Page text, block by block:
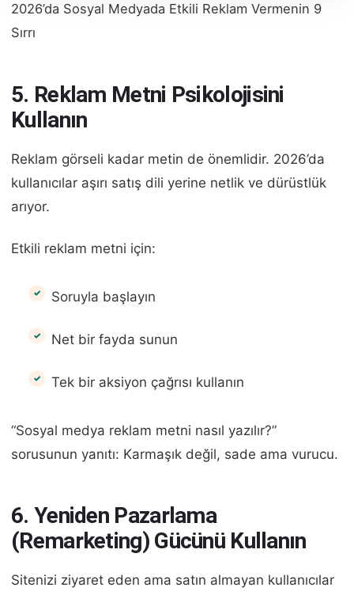
2026’da Sosyal Medyada Etkili Reklam Vermenin 9
Sırrı
5. Reklam Metni Psikolojisini
Kullanın
Reklam görseli kadar metin de önemlidir. 2026’da
kullanıcılar aşırı satış dili yerine netlik ve dürüstlük
arıyor.
Etkili reklam metni için:
Soruyla başlayın
Net bir fayda sunun
Tek bir aksiyon çağrısı kullanın
“Sosyal medya reklam metni nasıl yazılır?”
sorusunun yanıtı: Karmaşık değil, sade ama vurucu.
6. Yeniden Pazarlama
(Remarketing) Gücünü Kullanın
Sitenizi ziyaret eden ama satın almayan kullanıcılar